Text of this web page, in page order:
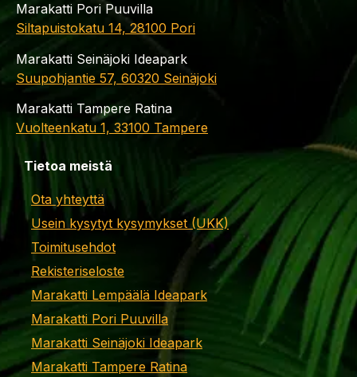
Marakatti Pori Puuvilla
Siltapuistokatu 14, 28100 Pori
Marakatti Seinäjoki Ideapark
Suupohjantie 57, 60320 Seinäjoki
Marakatti Tampere Ratina
Vuolteenkatu 1, 33100 Tampere
Tietoa meistä
Ota yhteyttä
Usein kysytyt kysymykset (UKK)
Toimitusehdot
Rekisteriseloste
Marakatti Lempäälä Ideapark
Marakatti Pori Puuvilla
Marakatti Seinäjoki Ideapark
Marakatti Tampere Ratina